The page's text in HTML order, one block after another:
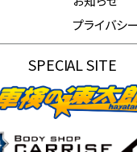
プライバシ
SPECIAL SITE